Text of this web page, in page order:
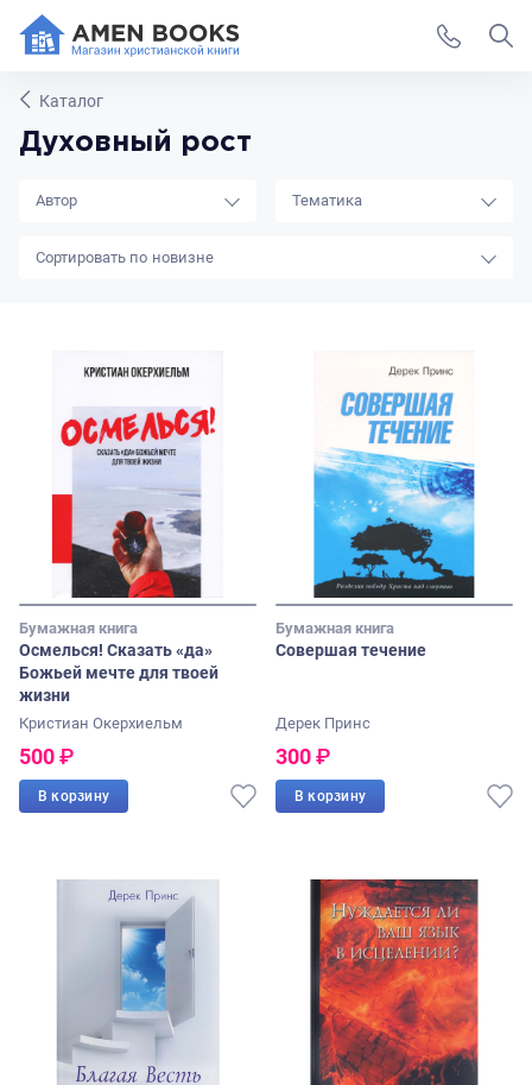
Каталог
Духовный рост
Автор Тематика
новизне
Бумажная книга
Осмелься! Сказать «да»
Божьей мечте для твоей
жизни
Кристиан Окерхиельм
500₽
В корзину
Бумажная книга
Совершая течение
Дерек Принс
300₽
В корзину